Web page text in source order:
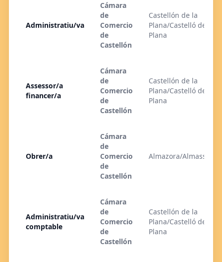
Administratiu/va
Cámara
de
Comercio
de
Castellón
Castellón de la
Plana/Castelló de la
Plana
Assessor/a
financer/a
Cámara
de
Comercio
de
Castellón
Castellón de la
Plana/Castelló de la
Plana
Obrer/a
Cámara
de
Comercio
de
Castellón
Almazora/Almassora
Administratiu/va
comptable
Cámara
de
Comercio
de
Castellón
Castellón de la
Plana/Castelló de la
Plana